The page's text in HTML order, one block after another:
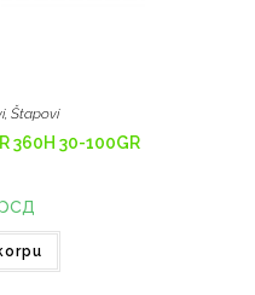
, Štapovi
360H 30-100GR